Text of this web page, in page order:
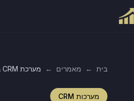
בית ← מאמרים ← מערכת CRM בענן – היתרונות המובילים לעסקים
מערכות CRM